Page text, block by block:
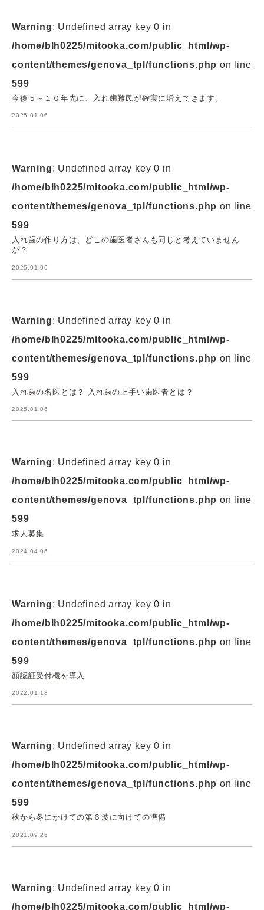
Warning: Undefined array key 0 in
/home/blh0225/mitooka.com/public_html/wp-
content/themes/genova_tpl/functions.php on line
599
今後５～１０年先に、入れ歯難民が確実に増えてきます。
2025.01.06
Warning: Undefined array key 0 in
/home/blh0225/mitooka.com/public_html/wp-
content/themes/genova_tpl/functions.php on line
599
入れ歯の作り方は、どこの歯医者さんも同じと考えていません
か？
2025.01.06
Warning: Undefined array key 0 in
/home/blh0225/mitooka.com/public_html/wp-
content/themes/genova_tpl/functions.php on line
599
入れ歯の名医とは？ 入れ歯の上手い歯医者とは？
2025.01.06
Warning: Undefined array key 0 in
/home/blh0225/mitooka.com/public_html/wp-
content/themes/genova_tpl/functions.php on line
599
求人募集
2024.04.06
Warning: Undefined array key 0 in
/home/blh0225/mitooka.com/public_html/wp-
content/themes/genova_tpl/functions.php on line
599
顔認証受付機を導入
2022.01.18
Warning: Undefined array key 0 in
/home/blh0225/mitooka.com/public_html/wp-
content/themes/genova_tpl/functions.php on line
599
秋から冬にかけての第６波に向けての準備
2021.09.26
Warning: Undefined array key 0 in
/home/blh0225/mitooka.com/public_html/wp-